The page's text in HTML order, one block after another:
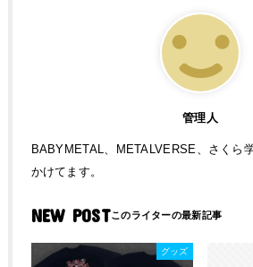
管理人
BABYMETAL、METALVERSE、さくら
かけてます。
NEW POST
グッズ